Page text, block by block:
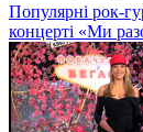
Популярні рок-
концерті «Ми